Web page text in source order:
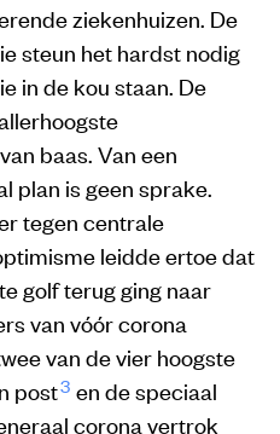
ziekenhuizen. De
steun het hardst nodig
in de kou staan. De
baas. Van een
plan is geen sprake.
tegen centrale
leidde ertoe dat
golf terug ging naar
van vóór corona
van de vier hoogste
post3 en de speciaal
corona vertrok